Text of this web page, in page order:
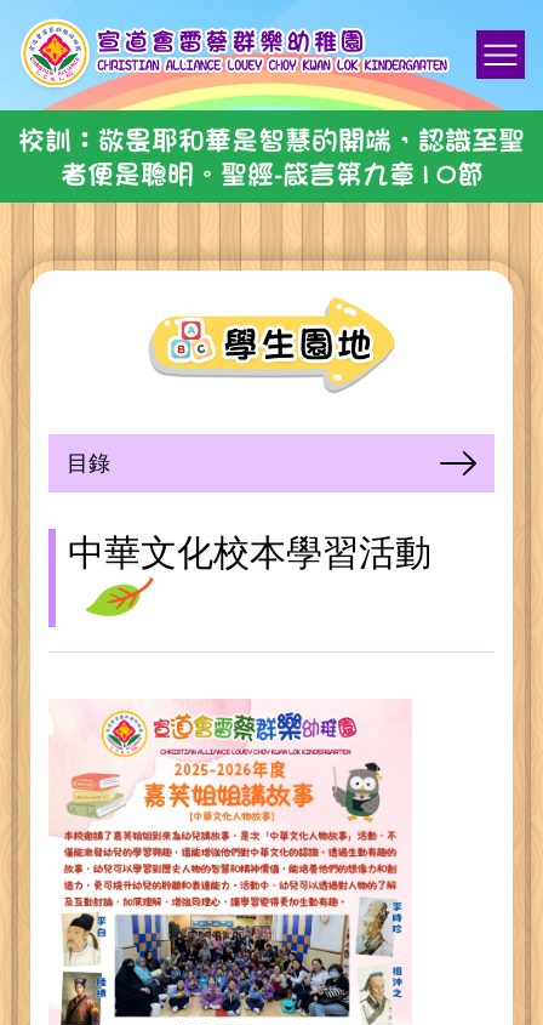
校訓：敬畏耶和華是智慧的開端，認識至聖
者便是聰明。聖經-箴言第九章10節
目錄
中華文化校本學習活動